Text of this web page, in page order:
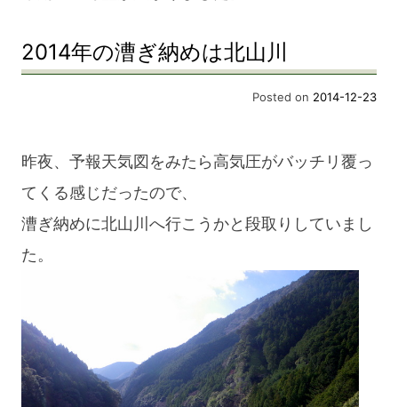
2014年の漕ぎ納めは北山川
Posted on 2014-12-23
昨夜、予報天気図をみたら高気圧がバッチリ覆っ
てくる感じだったので、
漕ぎ納めに北山川へ行こうかと段取りしていまし
た。